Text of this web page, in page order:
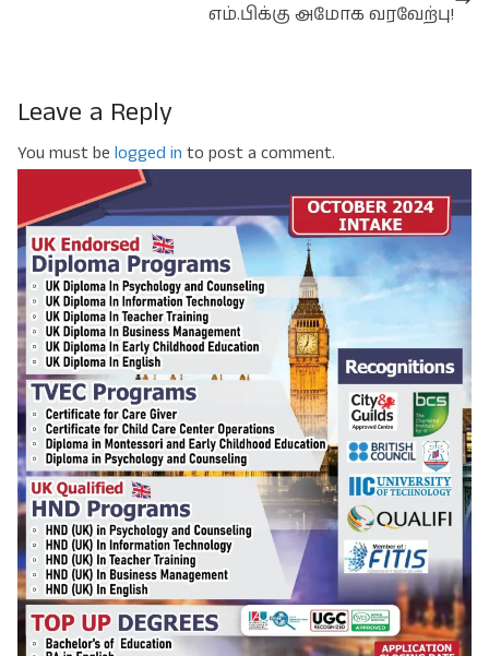
எம்.பிக்கு அமோக வரவேற்பு!
Leave a Reply
You must be logged in to post a comment.